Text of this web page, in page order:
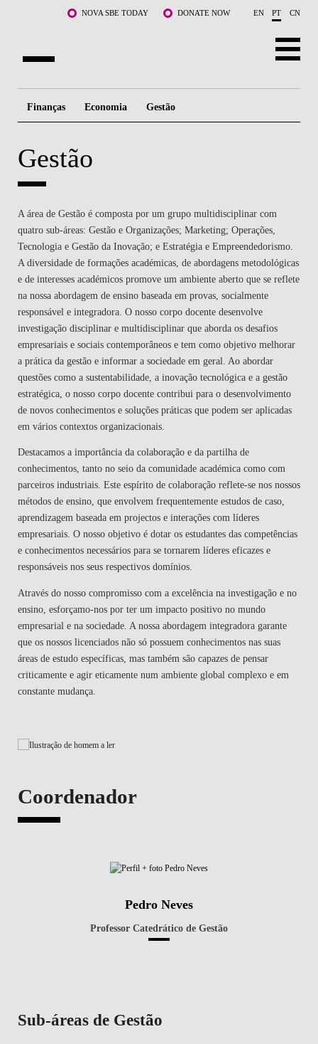
Saltar para o conteúdo principalNOVA SBE TODAY DONATE NOW EN PT CN
DOCENTES E INVESTIGAÇÃO
LIFE AT NOVA SBE
WHAT'S HAPPENING
Finanças Economia Gestão
Gestão
A área de Gestão é composta por um grupo multidisciplinar com
quatro sub-áreas: Gestão e Organizações; Marketing; Operações,
Tecnologia e Gestão da Inovação; e Estratégia e Empreendedorismo.
A diversidade de formações académicas, de abordagens metodológicas
e de interesses académicos promove um ambiente aberto que se reflete
na nossa abordagem de ensino baseada em provas, socialmente
responsável e integradora. O nosso corpo docente desenvolve
investigação disciplinar e multidisciplinar que aborda os desafios
empresariais e sociais contemporâneos e tem como objetivo melhorar
a prática da gestão e informar a sociedade em geral. Ao abordar
questões como a sustentabilidade, a inovação tecnológica e a gestão
estratégica, o nosso corpo docente contribui para o desenvolvimento
de novos conhecimentos e soluções práticas que podem ser aplicadas
em vários contextos organizacionais.
Destacamos a importância da colaboração e da partilha de
conhecimentos, tanto no seio da comunidade académica como com
parceiros industriais. Este espírito de colaboração reflete-se nos nossos
métodos de ensino, que envolvem frequentemente estudos de caso,
aprendizagem baseada em projectos e interações com líderes
empresariais. O nosso objetivo é dotar os estudantes das competências
e conhecimentos necessários para se tornarem líderes eficazes e
responsáveis nos seus respectivos domínios.
Através do nosso compromisso com a excelência na investigação e no
ensino, esforçamo-nos por ter um impacto positivo no mundo
empresarial e na sociedade. A nossa abordagem integradora garante
que os nossos licenciados não só possuem conhecimentos nas suas
áreas de estudo específicas, mas também são capazes de pensar
criticamente e agir eticamente num ambiente global complexo e em
constante mudança.
Coordenador
Pedro Neves
Professor Catedrático de Gestão
Sub-áreas de Gestão